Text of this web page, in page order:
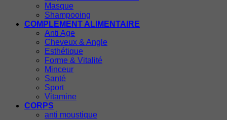
Masque
Shampooing
COMPLEMENT ALIMENTAIRE
Anti Age
Cheveux & Angle
Esthétique
Forme & Vitalité
Minceur
Santé
Sport
Vitamine
CORPS
anti moustique